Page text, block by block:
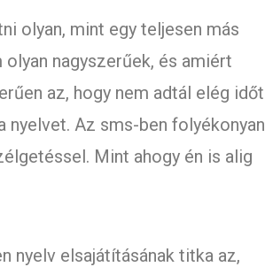
olyan, mint egy teljesen más
nagyszerűek, és amiért
az, hogy nem adtál elég időt
nyelvet. Az sms-ben folyékonyan
Mint ahogy én is alig
nyelv elsajátításának titka az,